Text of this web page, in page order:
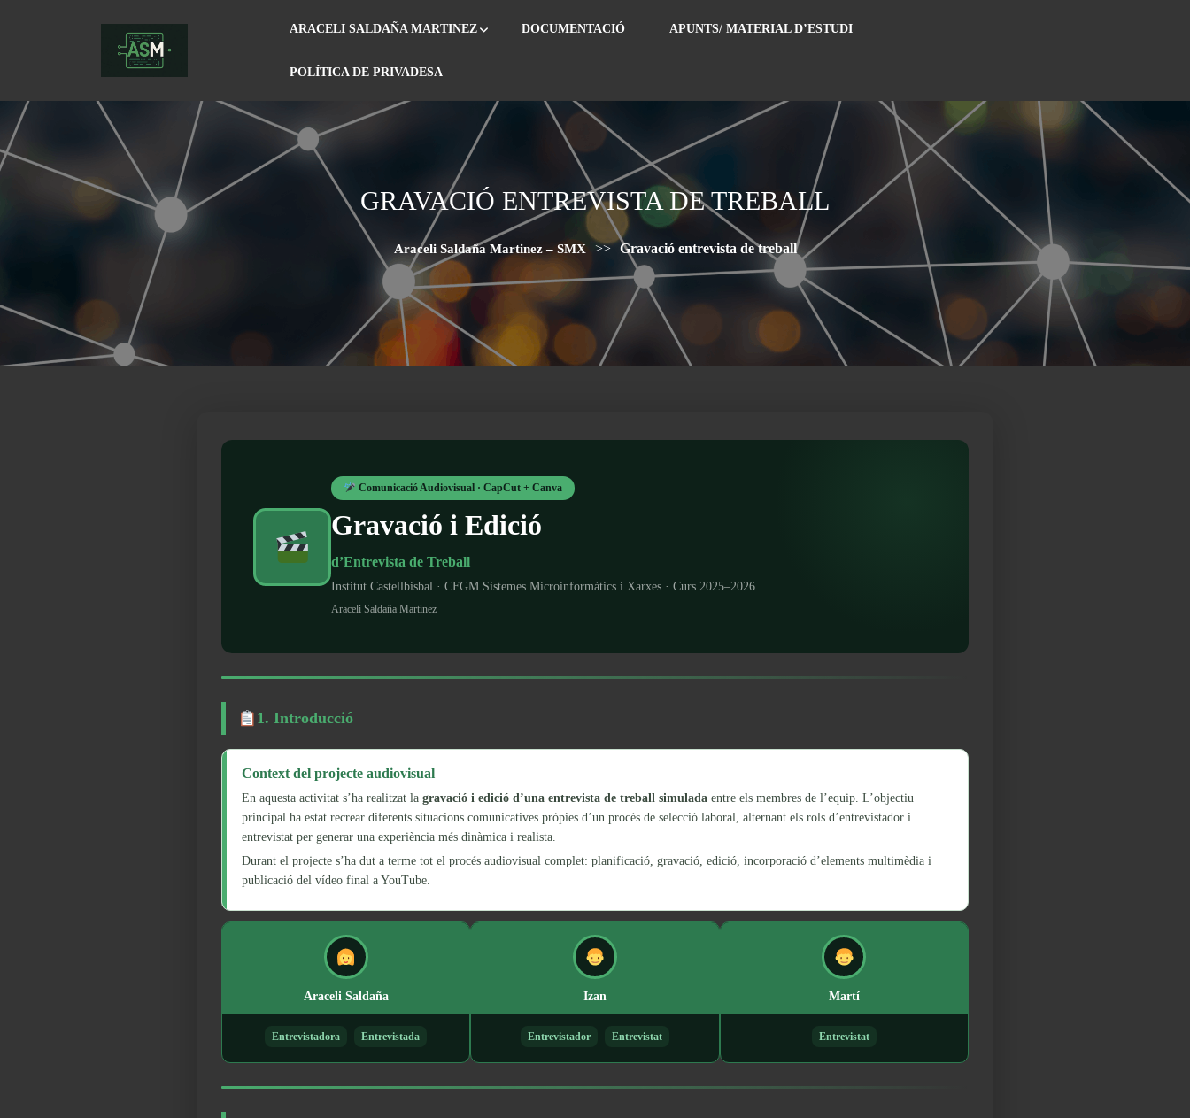
ARACELI SALDAÑA MARTINEZ DOCUMENTACIÓ APUNTS/ MATERIAL D’ESTUDI
POLÍTICA DE PRIVADESA
GRAVACIÓ ENTREVISTA DE TREBALL
Araceli Saldaña Martinez – SMX >> Gravació entrevista de treball
Comunicació Audiovisual · CapCut + Canva
Gravació i Edició
d’Entrevista de Treball
Institut Castellbisbal · CFGM Sistemes Microinformàtics i Xarxes · Curs 2025–2026
Araceli Saldaña Martínez
1. Introducció
Context del projecte audiovisual
En aquesta activitat s’ha realitzat la gravació i edició d’una entrevista de treball simulada entre els membres de l’equip. L’objectiu
principal ha estat recrear diferents situacions comunicatives pròpies d’un procés de selecció laboral, alternant els rols d’entrevistador i
entrevistat per generar una experiència més dinàmica i realista.
Durant el projecte s’ha dut a terme tot el procés audiovisual complet: planificació, gravació, edició, incorporació d’elements multimèdia i
publicació del vídeo final a YouTube.
Araceli Saldaña
Entrevistadora Entrevistada
Izan
Entrevistador Entrevistat
Martí
Entrevistat